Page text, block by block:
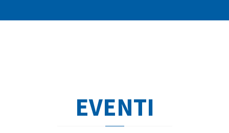
EVENTI